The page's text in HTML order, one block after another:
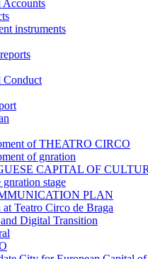
Accounts
instruments
Conduct
of THEATRO CIRCO
of gnration
CAPITAL OF
stage
PLAN
Teatro Circo de Braga
Digital Transition